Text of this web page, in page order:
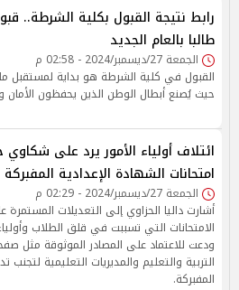
طالبا بالعام الجديد
الجمعة 27/ديسمبر/2024 - 02:58 م
القبول في كلية الشرطة هو بداية لمستقبل
حيث يُصنع أبطال الوطن الذين يحفظون الأمان
ائتلاف أولياء الأمور يرد على شكاوي
امتحانات الشهادة الإعدادية المفبركة
الجمعة 27/ديسمبر/2024 - 02:29 م
أشارت داليا الحزاوي إلى التعديلات
الامتحانات التي تسببت في قلق الطلاب وأولياء
ودعت للاعتماد على المصادر الموثوقة مثل
التربية والتعليم والمديريات التعليمية لتجنب
المفبركة.